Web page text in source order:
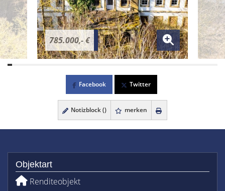
785.000,- €
Facebook Twitter
Notizblock () merken
Objektart
Renditeobjekt